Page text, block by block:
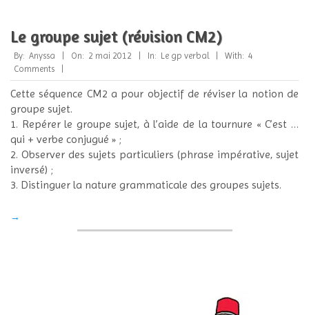
Le groupe sujet (révision CM2)
2012-
05-
02
By: Anyssa On: 2 mai 2012 In: Le gp verbal With: 4
Comments
Cette séquence CM2 a pour objectif de réviser la notion de
groupe sujet.
1. Repérer le groupe sujet, à l’aide de la tournure « C’est …
qui + verbe conjugué » ;
2. Observer des sujets particuliers (phrase impérative, sujet
inversé) ;
3. Distinguer la nature grammaticale des groupes sujets.
→